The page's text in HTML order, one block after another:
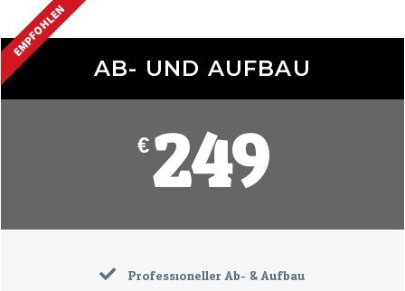
AB- UND AUFBAU
€249
Professioneller Ab- & Aufbau
EMPFOHLEN